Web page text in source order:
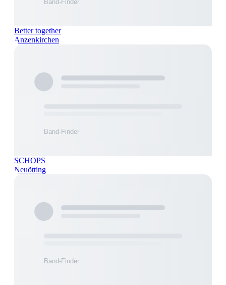
Better together
Anzenkirchen
SCHOPS
Neuötting